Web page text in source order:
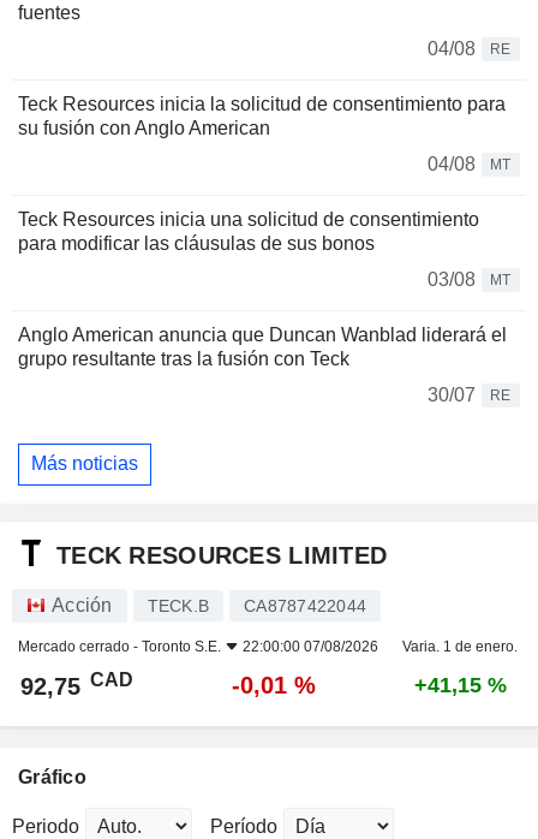
fuentes
04/08
RE
Teck Resources inicia la solicitud de consentimiento para
su fusión con Anglo American
04/08
MT
Teck Resources inicia una solicitud de consentimiento
para modificar las cláusulas de sus bonos
03/08
MT
Anglo American anuncia que Duncan Wanblad liderará el
grupo resultante tras la fusión con Teck
30/07
RE
Más noticias
TECK RESOURCES LIMITED
Acción TECK.B CA8787422044
Mercado cerrado - Toronto S.E. 22:00:00 07/08/2026 Varia. 1 de enero.
92,75 CAD -0,01 % +41,15 %
Gráfico
Periodo Período